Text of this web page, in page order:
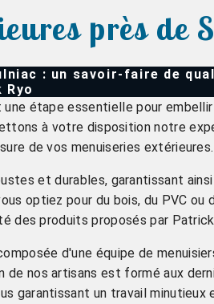
près de
: un savoir-faire de
une étape essentielle pour
à votre disposition notre
de vos menuiseries extérieures.
et durables, garantissant
optiez pour du bois, du PVC ou
des produits proposés par
d'une équipe de
de nos artisans est formé aux
garantissant un travail minutieux